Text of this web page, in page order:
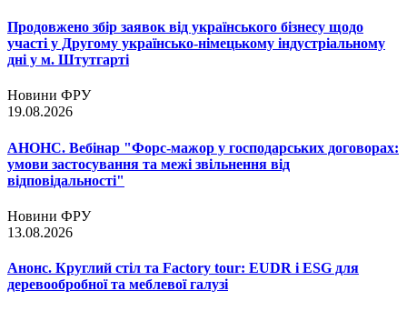
Продовжено збір заявок від українського бізнесу щодо
участі у Другому українсько-німецькому індустріальному
дні у м. Штутгарті
Новини ФРУ
19.08.2026
АНОНС. Вебінар "Форс-мажор у господарських договорах:
умови застосування та межі звільнення від
відповідальності"
Новини ФРУ
13.08.2026
Анонс. Круглий стіл та Factory tour: EUDR і ESG для
деревообробної та меблевої галузі